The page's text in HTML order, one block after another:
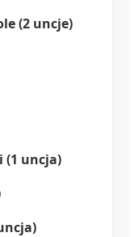
(2 uncje)
(1 uncja)